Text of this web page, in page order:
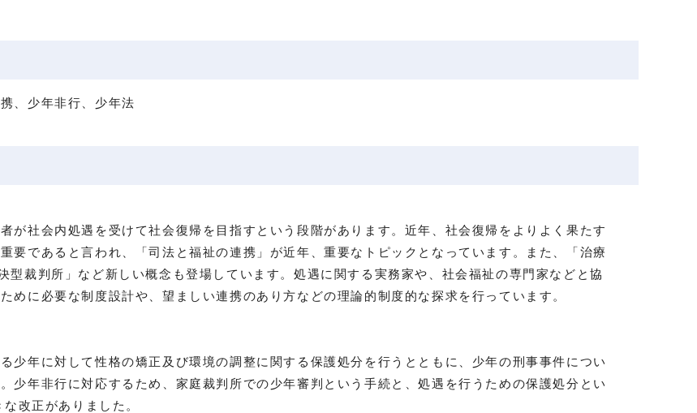
、少年非行、少年法
社会内処遇を受けて社会復帰を目指すという段階があります。近年、社会復帰をよりよく果たす
要であると言われ、「司法と福祉の連携」が近年、重要なトピックとなっています。また、「治療
裁判所」など新しい概念も登場しています。処遇に関する実務家や、社会福祉の専門家などと協
めに必要な制度設計や、望ましい連携のあり方などの理論的制度的な探求を行っています。
年に対して性格の矯正及び環境の調整に関する保護処分を行うとともに、少年の刑事事件につい
少年非行に対応するため、家庭裁判所での少年審判という手続と、処遇を行うための保護処分とい
改正がありました。